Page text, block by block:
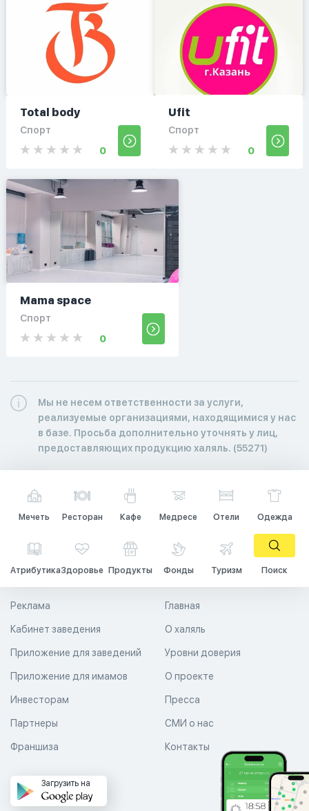
Total body
Спорт
0
Ufit
Спорт
0
Mama space
Спорт
0
Мы не несем ответственности за услуги,
реализуемые организациями, находящимися у нас
в базе. Просьба дополнительно уточнять у лиц,
предоставляющих продукцию халяль. (55271)
Мечеть Ресторан Кафе Медресе Отели Одежда
АтрибутикаЗдоровье Продукты Фонды Туризм Поиск
Главная
О халяль
Уровни доверия
Реклама
Кабинет заведения
Приложение для заведений
Приложение для имамов О проекте
Пресса
СМИ о нас
Контакты
Инвесторам
Партнеры
Франшиза
Загрузить на